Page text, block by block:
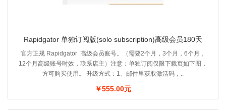
Rapidgator 单独订阅版(solo subscription)高级会员180天
官方正规 Rapidgator 高级会员账号。（需要2个月，3个月，6个月，
12个月高级账号时效，联系店主）注意：单独订阅仅限下载页如下图，
方可购买使用。 升级方式：1、邮件里获取激活码，..
￥555.00元